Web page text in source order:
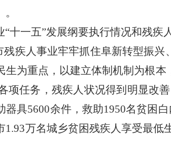
“十一五”发展纲要执行情况和残疾
残疾人事业牢牢抓住阜新转型振
生为重点，以建立体制机制为根
项任务，残疾人状况得到明显改
器具5600余件，救助1950名贫困
1.93万名城乡贫困残疾人享受最